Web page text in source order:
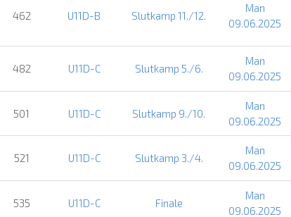
462 U11D-B Slutkamp 11./12.
Man
09.06.2025
482 U11D-C Slutkamp 5./6.
Man
09.06.2025
501 U11D-C Slutkamp 9./10.
Man
09.06.2025
521 U11D-C Slutkamp 3./4.
Man
09.06.2025
535 U11D-C Finale
Man
09.06.2025